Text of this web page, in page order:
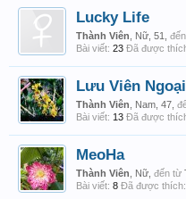
Lucky Life
Thành Viên , Nữ, 51,
Bài viết: 23 Đã được
Lưu Viên Ngoại
Thành Viên , Nam, 47,
Bài viết: 13 Đã được
MeoHa
Thành Viên , Nữ, đến từ
Bài viết: 8 Đã được thích: